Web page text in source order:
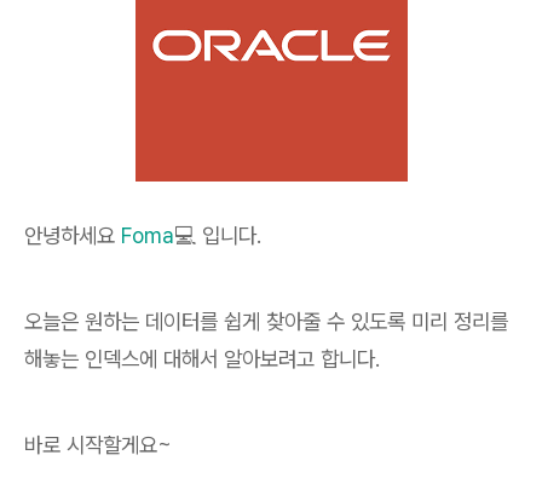
안녕하세요 Foma💻 입니다.
오늘은 원하는 데이터를 쉽게 찾아줄 수 있도록 미리 정리를
해놓는 인덱스에 대해서 알아보려고 합니다.
바로 시작할게요~